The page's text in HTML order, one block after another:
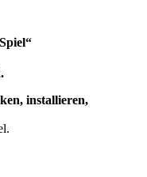
installieren,